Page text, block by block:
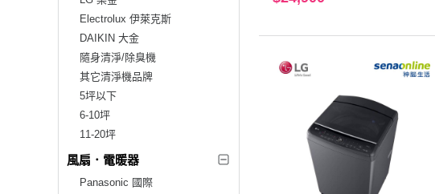
Electrolux 伊萊克斯
DAIKIN 大金
隨身清淨/除臭機
其它清淨機品牌
5坪以下
6-10坪
11-20坪
風扇．電暖器
Panasonic 國際